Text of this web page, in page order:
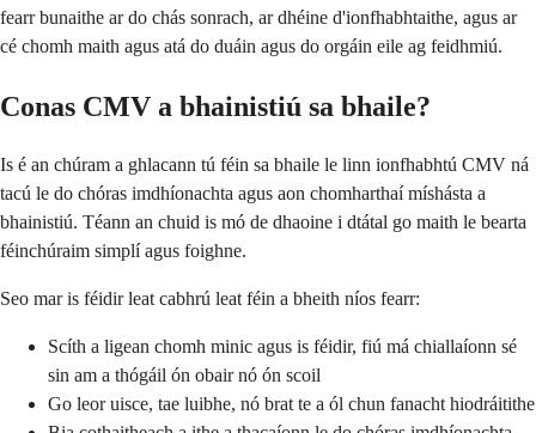
fearr bunaithe ar do chás sonrach, ar dhéine d'ionfhabhtaithe, agus ar
cé chomh maith agus atá do duáin agus do orgáin eile ag feidhmiú.
Conas CMV a bhainistiú sa bhaile?
Is é an chúram a ghlacann tú féin sa bhaile le linn ionfhabhtú CMV ná
tacú le do chóras imdhíonachta agus aon chomharthaí míshásta a
bhainistiú. Téann an chuid is mó de dhaoine i dtátal go maith le bearta
féinchúraim simplí agus foighne.
Seo mar is féidir leat cabhrú leat féin a bheith níos fearr:
Scíth a ligean chomh minic agus is féidir, fiú má chiallaíonn sé
sin am a thógáil ón obair nó ón scoil
Go leor uisce, tae luibhe, nó brat te a ól chun fanacht hiodráitithe